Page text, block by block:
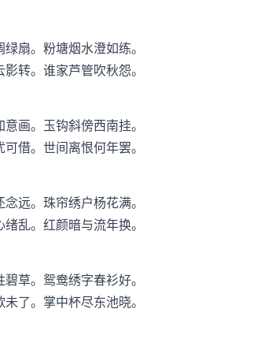
扇。粉塘烟水澄如练。
转。谁家芦管吹秋怨。
画。玉钩斜傍西南挂。
借。世间离恨何年罢。
远。珠帘绣户杨花满。
乱。红颜暗与流年换。
草。鸳鸯绣字春衫好。
了。掌中杯尽东池晓。